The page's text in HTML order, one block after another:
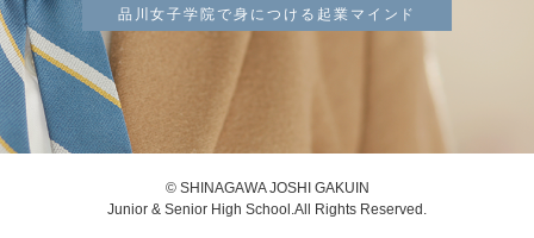
品川女子学院で身につける起業マインド
© SHINAGAWA JOSHI GAKUIN
Junior & Senior High School.All Rights Reserved.